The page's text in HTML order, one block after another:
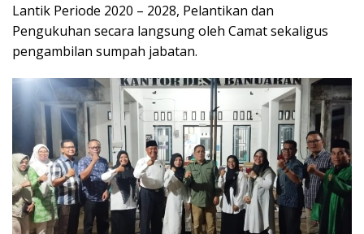
Lantik Periode 2020 – 2028, Pelantikan dan
Pengukuhan secara langsung oleh Camat sekaligus
pengambilan sumpah jabatan.